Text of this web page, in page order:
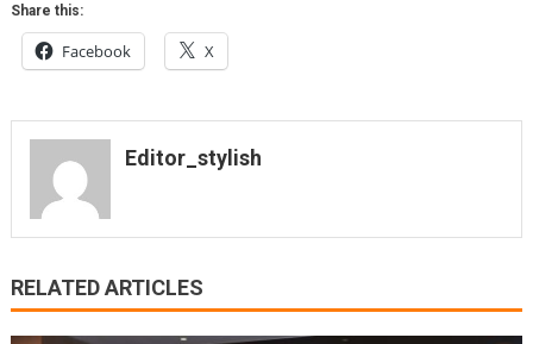
Share this:
Facebook X
Editor_stylish
RELATED ARTICLES